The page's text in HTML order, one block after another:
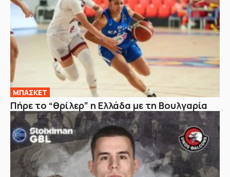
ΜΠΑΣΚΕΤ
Πήρε το “θρίλερ” η Ελλάδα με τη Βουλγαρία